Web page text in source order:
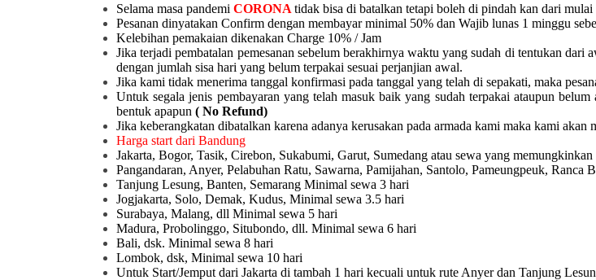
Selama masa pandemi CORONA tidak bisa di batalkan tetapi boleh di pindah kan dari mulai
Pesanan dinyatakan Confirm dengan membayar minimal 50% dan Wajib lunas 1 minggu
Kelebihan pemakaian dikenakan Charge 10% / Jam
Jika terjadi pembatalan pemesanan sebelum berakhirnya waktu yang sudah di tentukan
dengan jumlah sisa hari yang belum terpakai sesuai perjanjian awal.
Jika kami tidak menerima tanggal konfirmasi pada tanggal yang telah di sepakati, maka
Untuk segala jenis pembayaran yang telah masuk baik yang sudah terpakai ataupun
bentuk apapun ( No Refund)
Jika keberangkatan dibatalkan karena adanya kerusakan pada armada kami maka kami
Harga start dari Bandung
Jakarta, Bogor, Tasik, Cirebon, Sukabumi, Garut, Sumedang atau sewa yang
Pangandaran, Anyer, Pelabuhan Ratu, Sawarna, Pamijahan, Santolo, Pameungpeuk, Ranca
Tanjung Lesung, Banten, Semarang Minimal sewa 3 hari
Jogjakarta, Solo, Demak, Kudus, Minimal sewa 3.5 hari
Surabaya, Malang, dll Minimal sewa 5 hari
Madura, Probolinggo, Situbondo, dll. Minimal sewa 6 hari
Bali, dsk. Minimal sewa 8 hari
Lombok, dsk, Minimal sewa 10 hari
Untuk Start/Jemput dari Jakarta di tambah 1 hari kecuali untuk rute Anyer dan Tanjung